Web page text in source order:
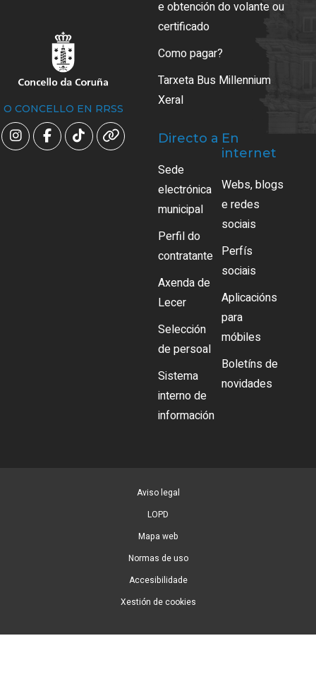
O CONCELLO EN RRSS
e obtención do volante ou
certificado
Como pagar?
Tarxeta Bus Millennium
Xeral
Directo a
Sede
electrónica
municipal
Perfil do
contratante
Axenda de
Lecer
Selección
de persoal
Sistema
interno de
información
En
internet
Webs, blogs
e redes
sociais
Perfís
sociais
Aplicacións
para
móbiles
Boletíns de
novidades
Aviso legal
LOPD
Mapa web
Normas de uso
Accesibilidade
Xestión de cookies